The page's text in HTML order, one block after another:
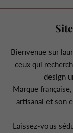
Bienvenue sur
ceux qui
design
Marque
artisanal et son
Laissez-vous